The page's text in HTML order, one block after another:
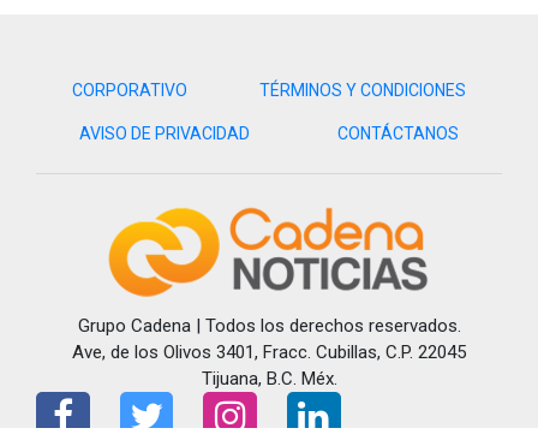
CORPORATIVO TÉRMINOS Y CONDICIONES
AVISO DE PRIVACIDAD CONTÁCTANOS
Grupo Cadena | Todos los derechos reservados.
Ave, de los Olivos 3401, Fracc. Cubillas, C.P. 22045
Tijuana, B.C. Méx.